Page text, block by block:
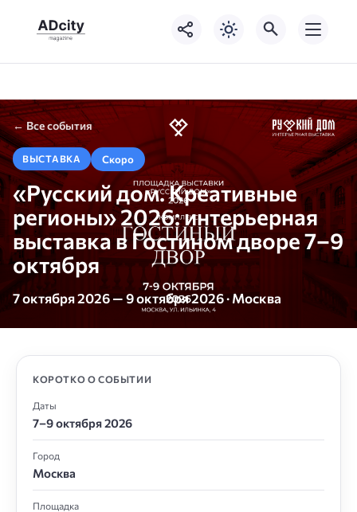
← Все события
ВЫСТАВКА Скоро
«Русский дом. Креативные
регионы» 2026: интерьерная
выставка в Гостином дворе 7–9
октября
7 октября 2026 — 9 октября 2026 · Москва
КОРОТКО О СОБЫТИИ
Даты
7–9 октября 2026
Город
Москва
Площадка